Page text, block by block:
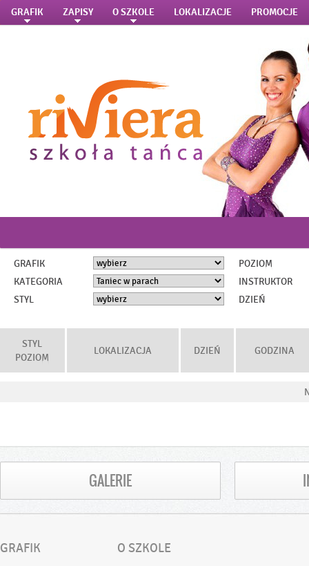
GRAFIK ZAPISY O SZKOLE LOKALIZACJE PROMOCJE
GRAFIK
KATEGORIA
STYL
POZIOM
INSTRUKTOR
DZIEŃ
STYL
POZIOM
LOKALIZACJA DZIEŃ GODZINA
GALERIE
GRAFIK O SZKOLE